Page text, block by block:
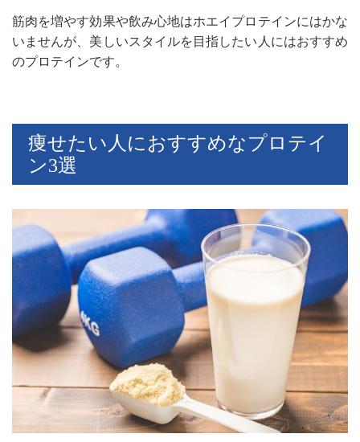
筋肉を増やす効果や飲み心地はホエイプロテインにはかな
いませんが、美しいスタイルを目指したい人にはおすすめ
のプロテインです。
痩せたい人におすすめなプロテイ
ン3選